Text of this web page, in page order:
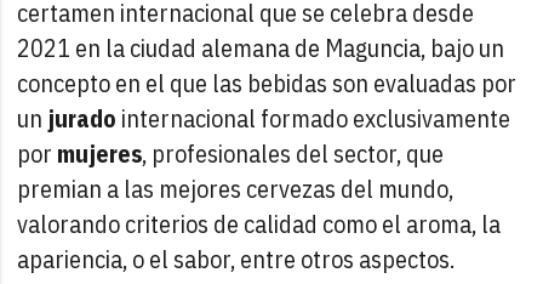
certamen internacional que se celebra desde
2021 en la ciudad alemana de Maguncia, bajo un
concepto en el que las bebidas son evaluadas por
un jurado internacional formado exclusivamente
por mujeres, profesionales del sector, que
premian a las mejores cervezas del mundo,
valorando criterios de calidad como el aroma, la
apariencia, o el sabor, entre otros aspectos.